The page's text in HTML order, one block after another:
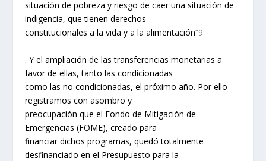
situación de pobreza y riesgo de caer una situación de
indigencia, que tienen derechos
constitucionales a la vida y a la alimentación”9
. Y el ampliación de las transferencias monetarias a
favor de ellas, tanto las condicionadas
como las no condicionadas, el próximo año. Por ello
registramos con asombro y
preocupación que el Fondo de Mitigación de
Emergencias (FOME), creado para
financiar dichos programas, quedó totalmente
desfinanciado en el Presupuesto para la